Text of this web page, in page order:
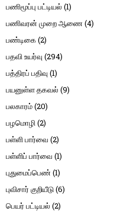
பணிமூப்பு பட்டியல் (1)
பணிவரன் முறை ஆணை(4)
பண்டிகை(2)
பதவி உயர்வு (294)
பத்திரப் பதிவு (1)
பயனுள்ள தகவல் (9)
பலகாரம்(20)
பழமொழி(2)
பள்ளி பார்வை (2)
பள்ளிப் பார்வை (1)
புதுமைப்பெண்(1)
புவிசார் குறியீடு(6)
பெயர் பட்டியல் (2)